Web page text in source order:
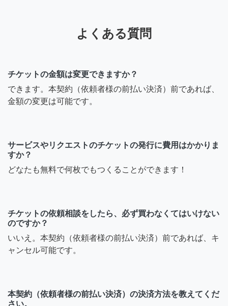
ついては「依頼相談する」
からお気軽にお声掛け頂け
相談無料になります。 公開
コメントの活用方法につい
ては何らかの形で公開のコ
なりますので、気兼ねなく
す。
よくある質問
チケットの金額は変更できますか？
できます。本契約（依頼者様の前払い決済）前であれば、
金額の変更は可能です。
サービスやリクエストのチケットの発行に費用はかかりま
すか？
どなたも無料で何枚でもつくることができます！
チケットの依頼相談をしたら、必ず買わなくてはいけない
のですか？
いいえ。本契約（依頼者様の前払い決済）前であれば、キ
ャンセル可能です。
本契約（依頼者様の前払い決済）の決済方法を教えてくだ
さい。